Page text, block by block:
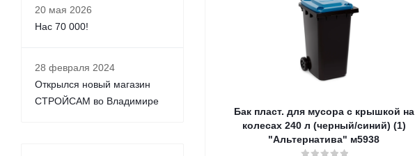
Бак пласт. для мусора с крышкой на
колесах 240 л (черный/синий) (1)
"Альтернатива" м5938
20 мая 2026
Нас 70 000!
28 февраля 2024
Открылся новый магазин
СТРОЙСАМ во Владимире